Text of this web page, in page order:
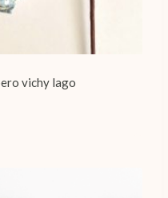
vichy lago